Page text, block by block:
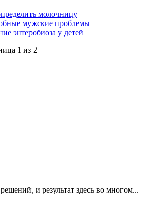
молочницу
мужские проблемы
энтеробиоза у детей
1 из 2
и результат здесь во многом...